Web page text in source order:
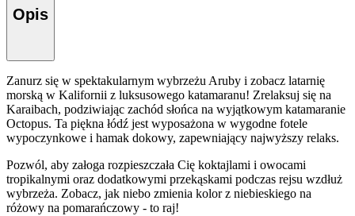
Opis
Zanurz się w spektakularnym wybrzeżu Aruby i zobacz latarnię
morską w Kalifornii z luksusowego katamaranu! Zrelaksuj się na
Karaibach, podziwiając zachód słońca na wyjątkowym katamaranie
Octopus. Ta piękna łódź jest wyposażona w wygodne fotele
wypoczynkowe i hamak dokowy, zapewniający najwyższy relaks.
Pozwól, aby załoga rozpieszczała Cię koktajlami i owocami
tropikalnymi oraz dodatkowymi przekąskami podczas rejsu wzdłuż
wybrzeża. Zobacz, jak niebo zmienia kolor z niebieskiego na
różowy na pomarańczowy - to raj!